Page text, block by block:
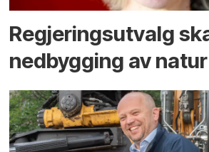
Regjerings­utvalg
ned­bygging av natur